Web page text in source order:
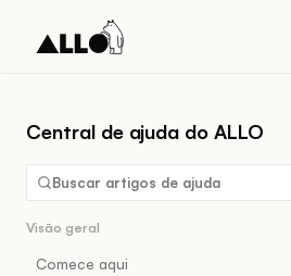
Central de ajuda do ALLO
Buscar artigos de ajuda
Visão geral
Comece aqui